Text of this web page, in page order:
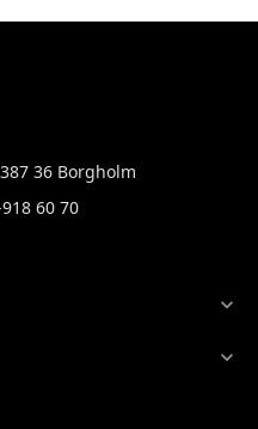
36 Borgholm
60 70
expand_more
expand_more